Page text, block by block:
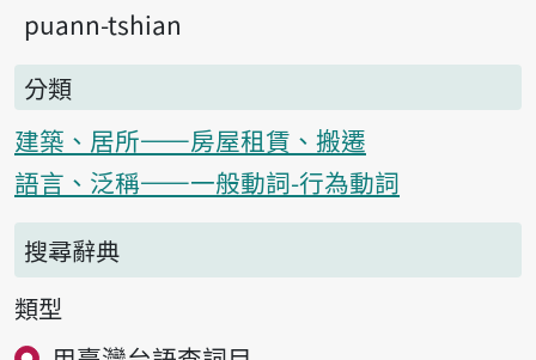
puann-tshian
分類
建築、居所——房屋租賃、搬遷
語言、泛稱——一般動詞-行為動詞
搜尋辭典
類型